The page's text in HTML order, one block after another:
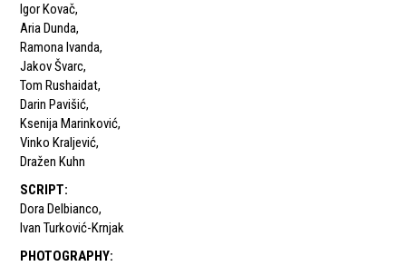
Igor Kovač,
Aria Dunda,
Ramona Ivanda,
Jakov Švarc,
Tom Rushaidat,
Darin Pavišić,
Ksenija Marinković,
Vinko Kraljević,
Dražen Kuhn
SCRIPT:
Dora Delbianco,
Ivan Turković-Krnjak
PHOTOGRAPHY: